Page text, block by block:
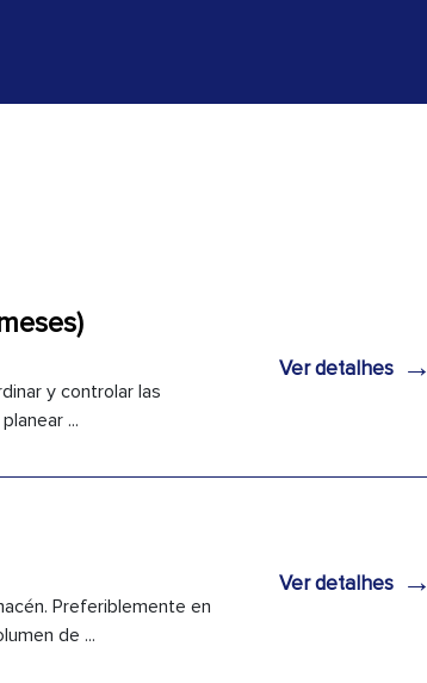
y controlar las
...
Ver detalhes →
Preferiblemente en
de ...
Ver detalhes →